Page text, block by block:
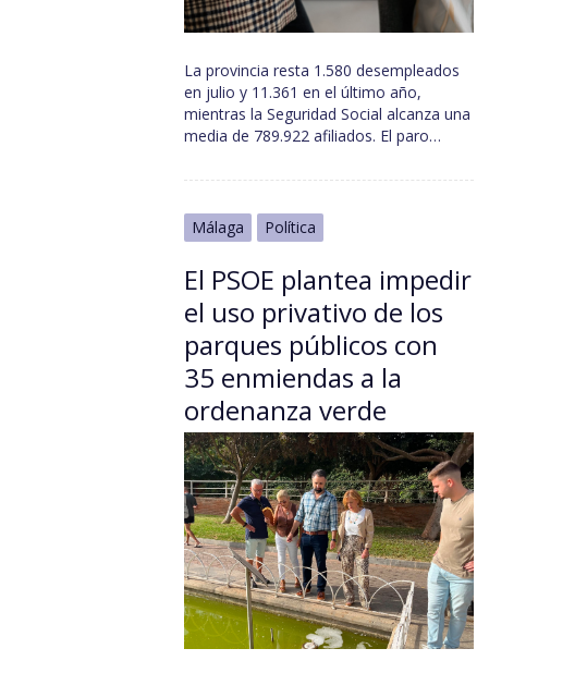
La provincia resta 1.580 desempleados
en julio y 11.361 en el último año,
mientras la Seguridad Social alcanza una
media de 789.922 afiliados. El paro…
Málaga Política
El PSOE plantea impedir
el uso privativo de los
parques públicos con
35 enmiendas a la
ordenanza verde